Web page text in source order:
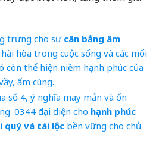
trưng cho sựcân bằng âm
hòa trong cuộc sống và các mối
còn thể hiện niềm hạnh phúc của
ấm cúng.
số 4, ý nghĩa may mắn và ổn
0344 đại diện cho hạnh phúc
quý và tài lộcbền vững cho chủ